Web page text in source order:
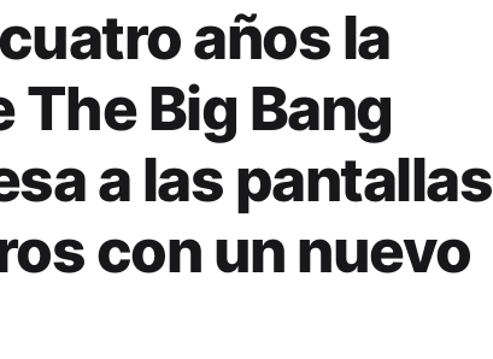
años la
Big Bang
a las pantallas
con un nuevo